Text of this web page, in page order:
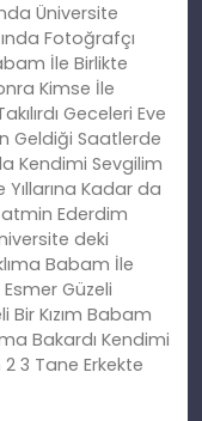
Üniversite
Fotoğrafçı
İle Birlikte
Kimse İle
Geceleri Eve
Geldiği Saatlerde
Kendimi Sevgilim
Kadar da
Ederdim
deki
Babam İle
Güzeli
Bir Kızım Babam
Bakardı Kendimi
3 Tane Erkekte